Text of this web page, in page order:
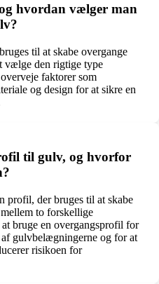
hvordan vælger man
til at skabe overgange
vælge den rigtige type
faktorer som
og design for at sikre en
til gulv, og hvorfor
profil, der bruges til at skabe
to forskellige
bruge en overgangsprofil for
gulvbelægningerne og for at
risikoen for